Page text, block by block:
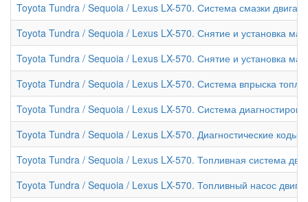
Toyota Tundra / Sequoia / Lexus LX-570. Система смазки
Toyota Tundra / Sequoia / Lexus LX-570. Снятие и установка
Toyota Tundra / Sequoia / Lexus LX-570. Снятие и установка
Toyota Tundra / Sequoia / Lexus LX-570. Система впрыска
Toyota Tundra / Sequoia / Lexus LX-570. Система
Toyota Tundra / Sequoia / Lexus LX-570. Диагностические
Toyota Tundra / Sequoia / Lexus LX-570. Топливная система
Toyota Tundra / Sequoia / Lexus LX-570. Топливный насос